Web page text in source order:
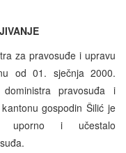
za pravosuđe i upravu
od 01. sječnja 2000.
pravosuđa i
gospodin Šilić je
uporno i učestalo